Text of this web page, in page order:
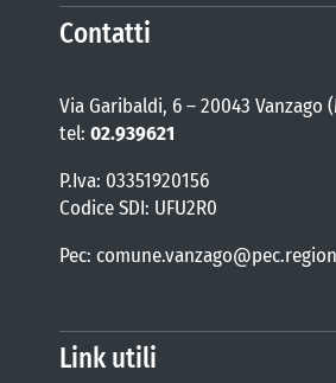
Contatti
Via Garibaldi, 6 – 20043 Vanzago
tel: 02.939621
P.Iva: 03351920156
Codice SDI: UFU2R0
Pec:
Link utili